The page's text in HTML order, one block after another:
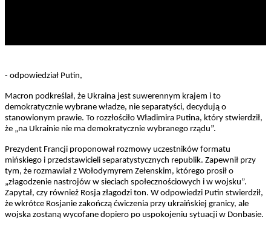
- odpowiedział Putin,
Macron podkreślał, że Ukraina jest suwerennym krajem i to
demokratycznie wybrane władze, nie separatyści, decydują o
stanowionym prawie. To rozzłościło Władimira Putina, który stwierdził,
że „na Ukrainie nie ma demokratycznie wybranego rządu”.
Prezydent Francji proponował rozmowy uczestników formatu
mińskiego i przedstawicieli separatystycznych republik. Zapewnił przy
tym, że rozmawiał z Wołodymyrem Zełenskim, którego prosił o
„złagodzenie nastrojów w sieciach społecznościowych i w wojsku”.
Zapytał, czy również Rosja złagodzi ton. W odpowiedzi Putin stwierdził,
że wkrótce Rosjanie zakończą ćwiczenia przy ukraińskiej granicy, ale
wojska zostaną wycofane dopiero po uspokojeniu sytuacji w Donbasie.